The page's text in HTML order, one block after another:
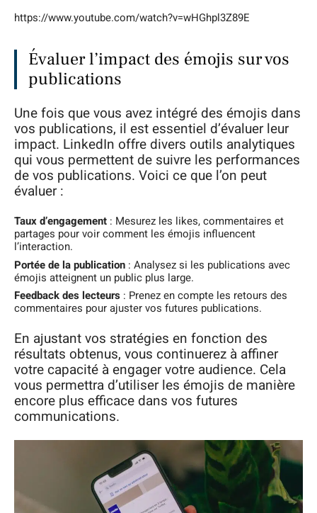
https://www.youtube.com/watch?v=wHGhpl3Z89E
Évaluer l’impact des émojis sur vos
publications
Une fois que vous avez intégré des émojis dans
vos publications, il est essentiel d’évaluer leur
impact. LinkedIn offre divers outils analytiques
qui vous permettent de suivre les performances
de vos publications. Voici ce que l’on peut
évaluer :
Taux d’engagement : Mesurez les likes, commentaires et
partages pour voir comment les émojis influencent
l’interaction.
Portée de la publication : Analysez si les publications avec
émojis atteignent un public plus large.
Feedback des lecteurs : Prenez en compte les retours des
commentaires pour ajuster vos futures publications.
En ajustant vos stratégies en fonction des
résultats obtenus, vous continuerez à affiner
votre capacité à engager votre audience. Cela
vous permettra d’utiliser les émojis de manière
encore plus efficace dans vos futures
communications.